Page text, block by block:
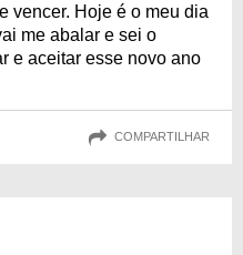
vencer. Hoje é o meu dia
me abalar e sei o
e aceitar esse novo ano
COMPARTILHAR